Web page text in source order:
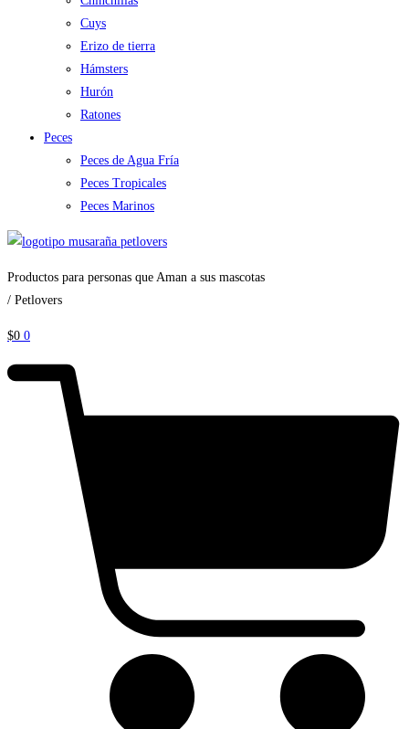
Cuys
Erizo de tierra
Hámsters
Hurón
Ratones
Peces
Peces de Agua Fría
Peces Tropicales
Peces Marinos
Productos para personas que Aman a sus mascotas
/ Petlovers
$0 0